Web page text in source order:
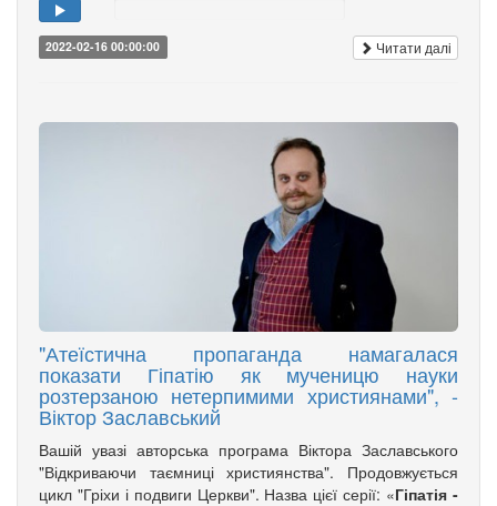
2022-02-16 00:00:00 Читати далі
"Атеїстична пропаганда намагалася
показати Гіпатію як мученицю науки
розтерзаною нетерпимими християнами", -
Віктор Заславський
Вашій увазі авторська програма Віктора Заславського
"Відкриваючи таємниці християнства". Продовжується
цикл "Гріхи і подвиги Церкви". Назва цієї серії: «Гіпатія -